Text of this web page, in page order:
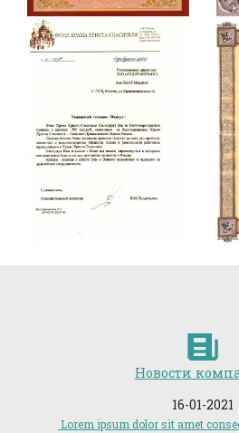
Новости
16-01-2021
Lorem ipsum dolor sit amet